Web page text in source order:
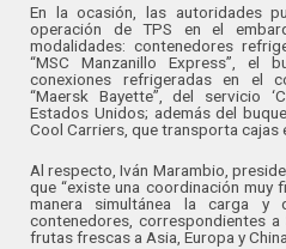
En la ocasión, las autoridades
operación de TPS en el
modalidades: contenedores
“MSC Manzanillo Express”, el
conexiones refrigeradas en el
“Maersk Bayette”, del servicio
Estados Unidos; además del
Cool Carriers, que transporta cajas
Al respecto, Iván Marambio,
que “existe una coordinación muy
manera simultánea la carga
contenedores, correspondientes
frutas frescas a Asia, Europa y